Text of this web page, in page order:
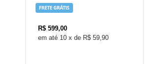
R$ 599,00
10 x de R$ 59,90